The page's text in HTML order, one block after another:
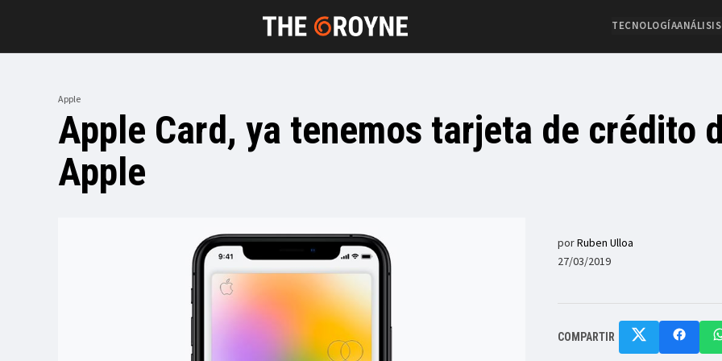
TECNOLOGÍAANÁLISIS
Apple
Apple Card, ya tenemos tarjeta de crédito
Apple
porRuben Ulloa
27/03/2019
COMPARTIR